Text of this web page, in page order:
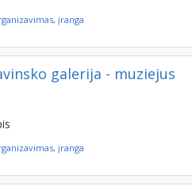
įranga
galerija - muziejus
įranga